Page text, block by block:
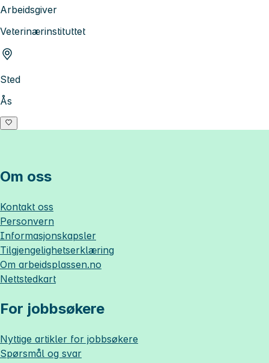
Arbeidsgiver
Veterinærinstituttet
Sted
Ås
Om oss
Kontakt oss
Personvern
Informasjonskapsler
Tilgjengelighetserklæring
Om arbeidsplassen.no
Nettstedkart
For jobbsøkere
Nyttige artikler for jobbsøkere
Spørsmål og svar